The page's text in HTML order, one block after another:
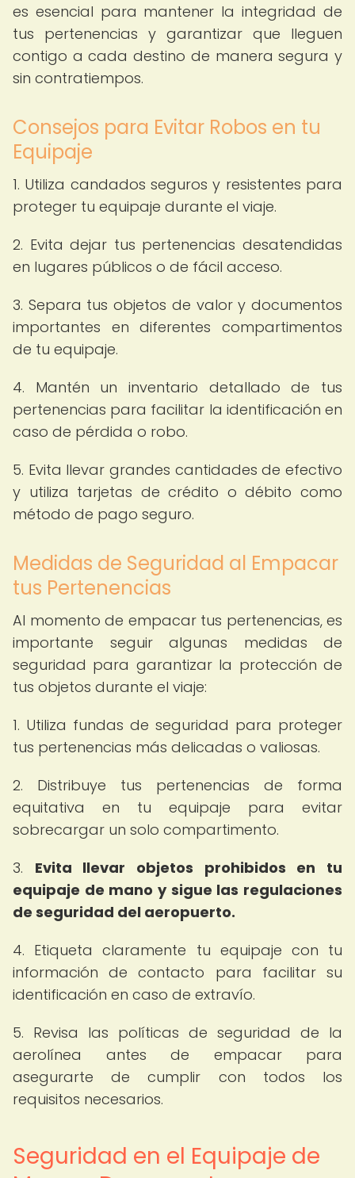
es esencial para mantener la integridad de
tus pertenencias y garantizar que lleguen
contigo a cada destino de manera segura y
sin contratiempos.
Consejos para Evitar Robos en tu
Equipaje
1. Utiliza candados seguros y resistentes para
proteger tu equipaje durante el viaje.
2. Evita dejar tus pertenencias desatendidas
en lugares públicos o de fácil acceso.
3. Separa tus objetos de valor y documentos
importantes en diferentes compartimentos
de tu equipaje.
4. Mantén un inventario detallado de tus
pertenencias para facilitar la identificación en
caso de pérdida o robo.
5. Evita llevar grandes cantidades de efectivo
y utiliza tarjetas de crédito o débito como
método de pago seguro.
Medidas de Seguridad al Empacar
tus Pertenencias
Al momento de empacar tus pertenencias, es
importante seguir algunas medidas de
seguridad para garantizar la protección de
tus objetos durante el viaje:
1. Utiliza fundas de seguridad para proteger
tus pertenencias más delicadas o valiosas.
2. Distribuye tus pertenencias de forma
equitativa en tu equipaje para evitar
sobrecargar un solo compartimento.
3. Evita llevar objetos prohibidos en tu
equipaje de mano y sigue las regulaciones
de seguridad del aeropuerto.
4. Etiqueta claramente tu equipaje con tu
información de contacto para facilitar su
identificación en caso de extravío.
5. Revisa las políticas de seguridad de la
aerolínea antes de empacar para
asegurarte de cumplir con todos los
requisitos necesarios.
Seguridad en el Equipaje de